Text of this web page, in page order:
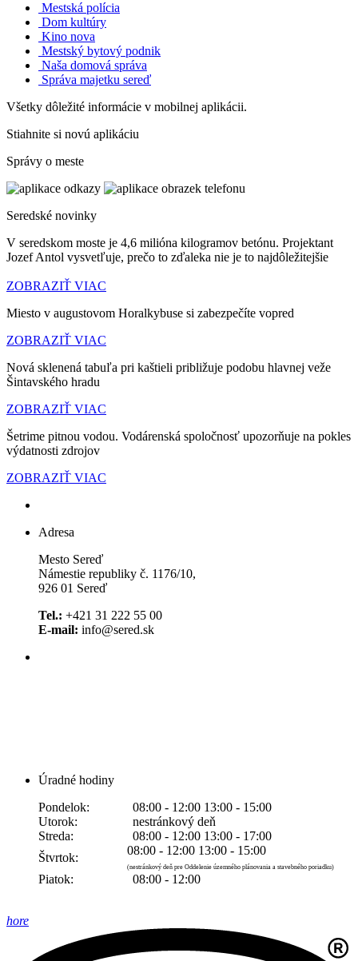
Mestská polícia
Dom kultúry
Kino nova
Mestský bytový podnik
Naša domová správa
Správa majetku sereď
Všetky dôležité informácie v mobilnej aplikácii.
Stiahnite si novú aplikáciu
Správy o meste
Seredské novinky
V seredskom moste je 4,6 milióna kilogramov betónu. Projektant
Jozef Antol vysvetľuje, prečo to zďaleka nie je to najdôležitejšie
ZOBRAZIŤ VIAC
Miesto v augustovom Horalkybuse si zabezpečíte vopred
ZOBRAZIŤ VIAC
Nová sklenená tabuľa pri kaštieli približuje podobu hlavnej veže
Šintavského hradu
ZOBRAZIŤ VIAC
Šetrime pitnou vodou. Vodárenská spoločnosť upozorňuje na pokles
výdatnosti zdrojov
ZOBRAZIŤ VIAC
Adresa
Mesto Sereď
Námestie republiky č. 1176/10,
926 01 Sereď
Tel.: +421 31 222 55 00
E-mail: info@sered.sk
Úradné hodiny
Pondelok:
08:00 - 12:00 13:00 - 15:00
Utorok:
nestránkový deň
Streda:
08:00 - 12:00 13:00 - 17:00
Štvrtok:
08:00 - 12:00 13:00 - 15:00
(nestránkový deň pre Oddelenie územného plánovania a stavebného poriadku)
Piatok: 08:00 - 12:00
hore